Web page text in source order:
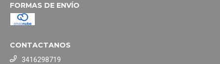
FORMAS DE ENVÍO
CONTACTANOS
3416298719